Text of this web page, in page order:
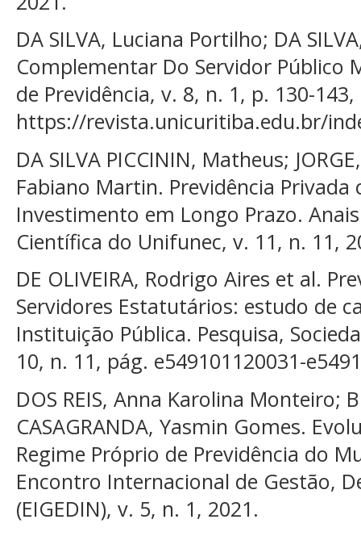
DA SILVA, Luciana Portilho; DA
Complementar Do Servidor Público
de Previdência, v. 8, n. 1, p. 130-
https://revista.unicuritiba.edu.br/
DA SILVA PICCININ, Matheus;
Fabiano Martin. Previdência
Investimento em Longo Prazo.
Científica do Unifunec, v. 11, n. 11,
DE OLIVEIRA, Rodrigo Aires et al.
Servidores Estatutários: estudo de
Instituição Pública. Pesquisa,
10, n. 11, pág. e549101120031-
DOS REIS, Anna Karolina Monteiro;
CASAGRANDA, Yasmin Gomes.
Regime Próprio de Previdência do
Encontro Internacional de Gestão,
(EIGEDIN), v. 5, n. 1, 2021.